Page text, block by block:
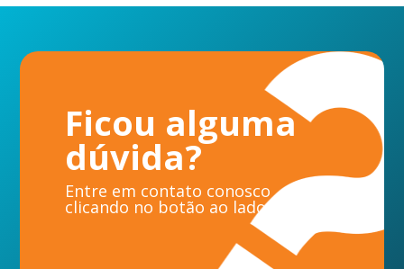
Ficou alguma
dúvida?
Entre em contato conosco
clicando no botão ao lado.